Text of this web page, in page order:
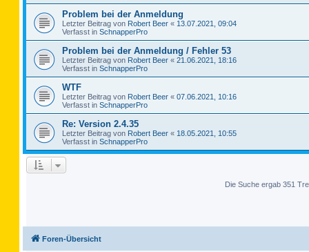
Problem bei der Anmeldung
Letzter Beitrag von Robert Beer « 13.07.2021, 09:04
Verfasst in SchnapperPro
Problem bei der Anmeldung / Fehler 53
Letzter Beitrag von Robert Beer « 21.06.2021, 18:16
Verfasst in SchnapperPro
WTF
Letzter Beitrag von Robert Beer « 07.06.2021, 10:16
Verfasst in SchnapperPro
Re: Version 2.4.35
Letzter Beitrag von Robert Beer « 18.05.2021, 10:55
Verfasst in SchnapperPro
Die Suche ergab 351
Foren-Übersicht